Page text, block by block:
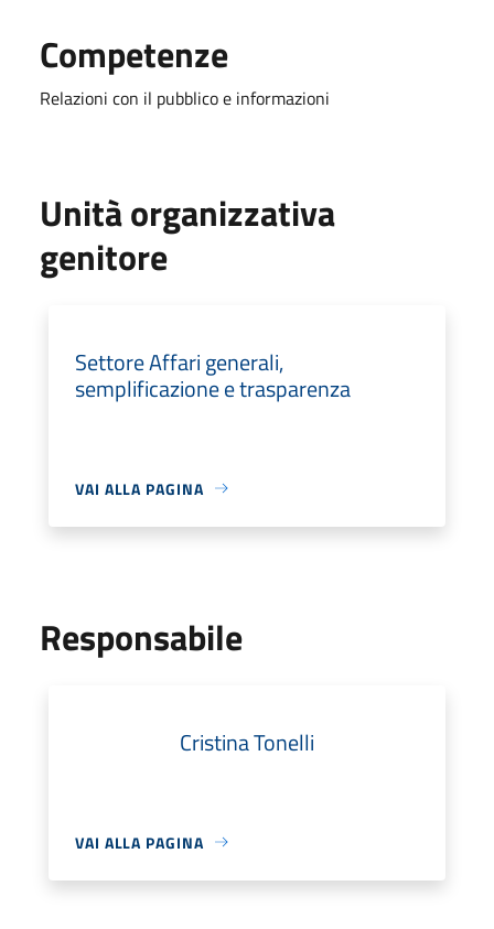
Competenze
Relazioni con il pubblico e informazioni
Unità organizzativa
genitore
Settore Affari generali,
semplificazione e trasparenza
VAI ALLA PAGINA
Responsabile
Cristina Tonelli
VAI ALLA PAGINA